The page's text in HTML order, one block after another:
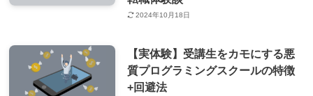
2024年10月18日
【実体験】受講生をカモにする悪
質プログラミングスクールの特徴
+回避法